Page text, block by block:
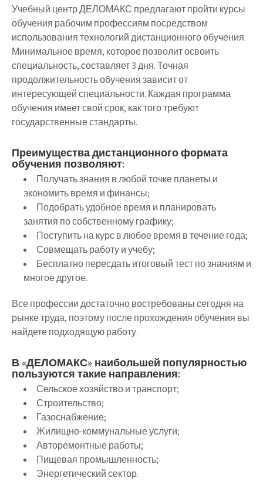
Учебный центр ДЕЛОМАКС предлагают пройти курсы
обучения рабочим профессиям посредством
использования технологий дистанционного обучения.
Минимальное время, которое позволит освоить
специальность, составляет 3 дня. Точная
продолжительность обучения зависит от
интересующей специальности. Каждая программа
обучения имеет свой срок, как того требуют
государственные стандарты.
Преимущества дистанционного формата
обучения позволяют:
Получать знания в любой точке планеты и
экономить время и финансы;
Подобрать удобное время и планировать
занятия по собственному графику;
Поступить на курс в любое время в течение года;
Совмещать работу и учебу;
Бесплатно пересдать итоговый тест по знаниям и
многое другое.
Все профессии достаточно востребованы сегодня на
рынке труда, поэтому после прохождения обучения вы
найдете подходящую работу.
В «ДЕЛОМАКС» наибольшей популярностью
пользуются такие направления:
Сельское хозяйство и транспорт;
Строительство;
Газоснабжение;
Жилищно-коммунальные услуги;
Авторемонтные работы;
Пищевая промышленность;
Энергетический сектор.